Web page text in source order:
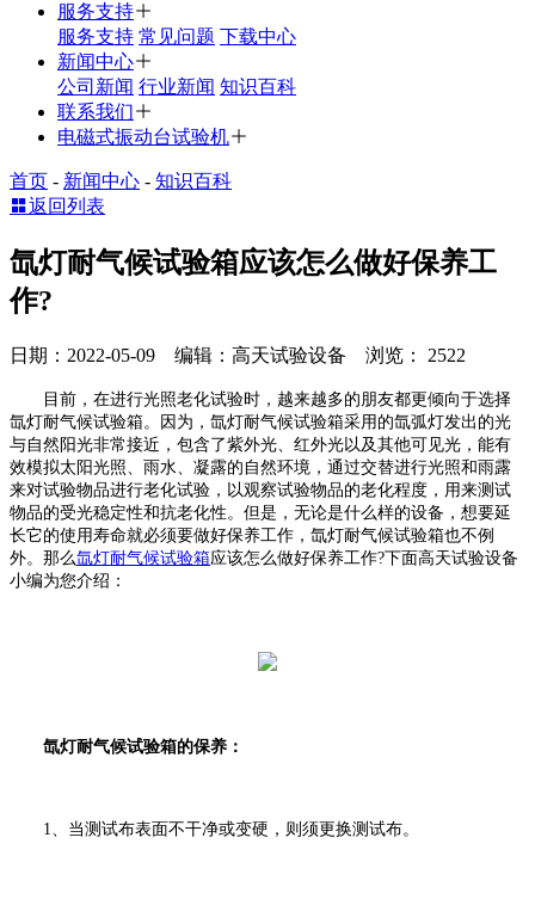
服务支持
服务支持 常见问题 下载中心
新闻中心
公司新闻 行业新闻 知识百科
联系我们
电磁式振动台试验机
首页 - 新闻中心 - 知识百科
返回列表
氙灯耐气候试验箱应该怎么做好保养工
作?
日期：2022-05-09 编辑：高天试验设备 浏览： 2522
目前，在进行光照老化试验时，越来越多的朋友都更倾向于选择
氙灯耐气候试验箱。因为，氙灯耐气候试验箱采用的氙弧灯发出的光
与自然阳光非常接近，包含了紫外光、红外光以及其他可见光，能有
效模拟太阳光照、雨水、凝露的自然环境，通过交替进行光照和雨露
来对试验物品进行老化试验，以观察试验物品的老化程度，用来测试
物品的受光稳定性和抗老化性。但是，无论是什么样的设备，想要延
长它的使用寿命就必须要做好保养工作，氙灯耐气候试验箱也不例
外。那么氙灯耐气候试验箱应该怎么做好保养工作?下面高天试验设备
小编为您介绍：
氙灯耐气候试验箱的保养：
1、当测试布表面不干净或变硬，则须更换测试布。